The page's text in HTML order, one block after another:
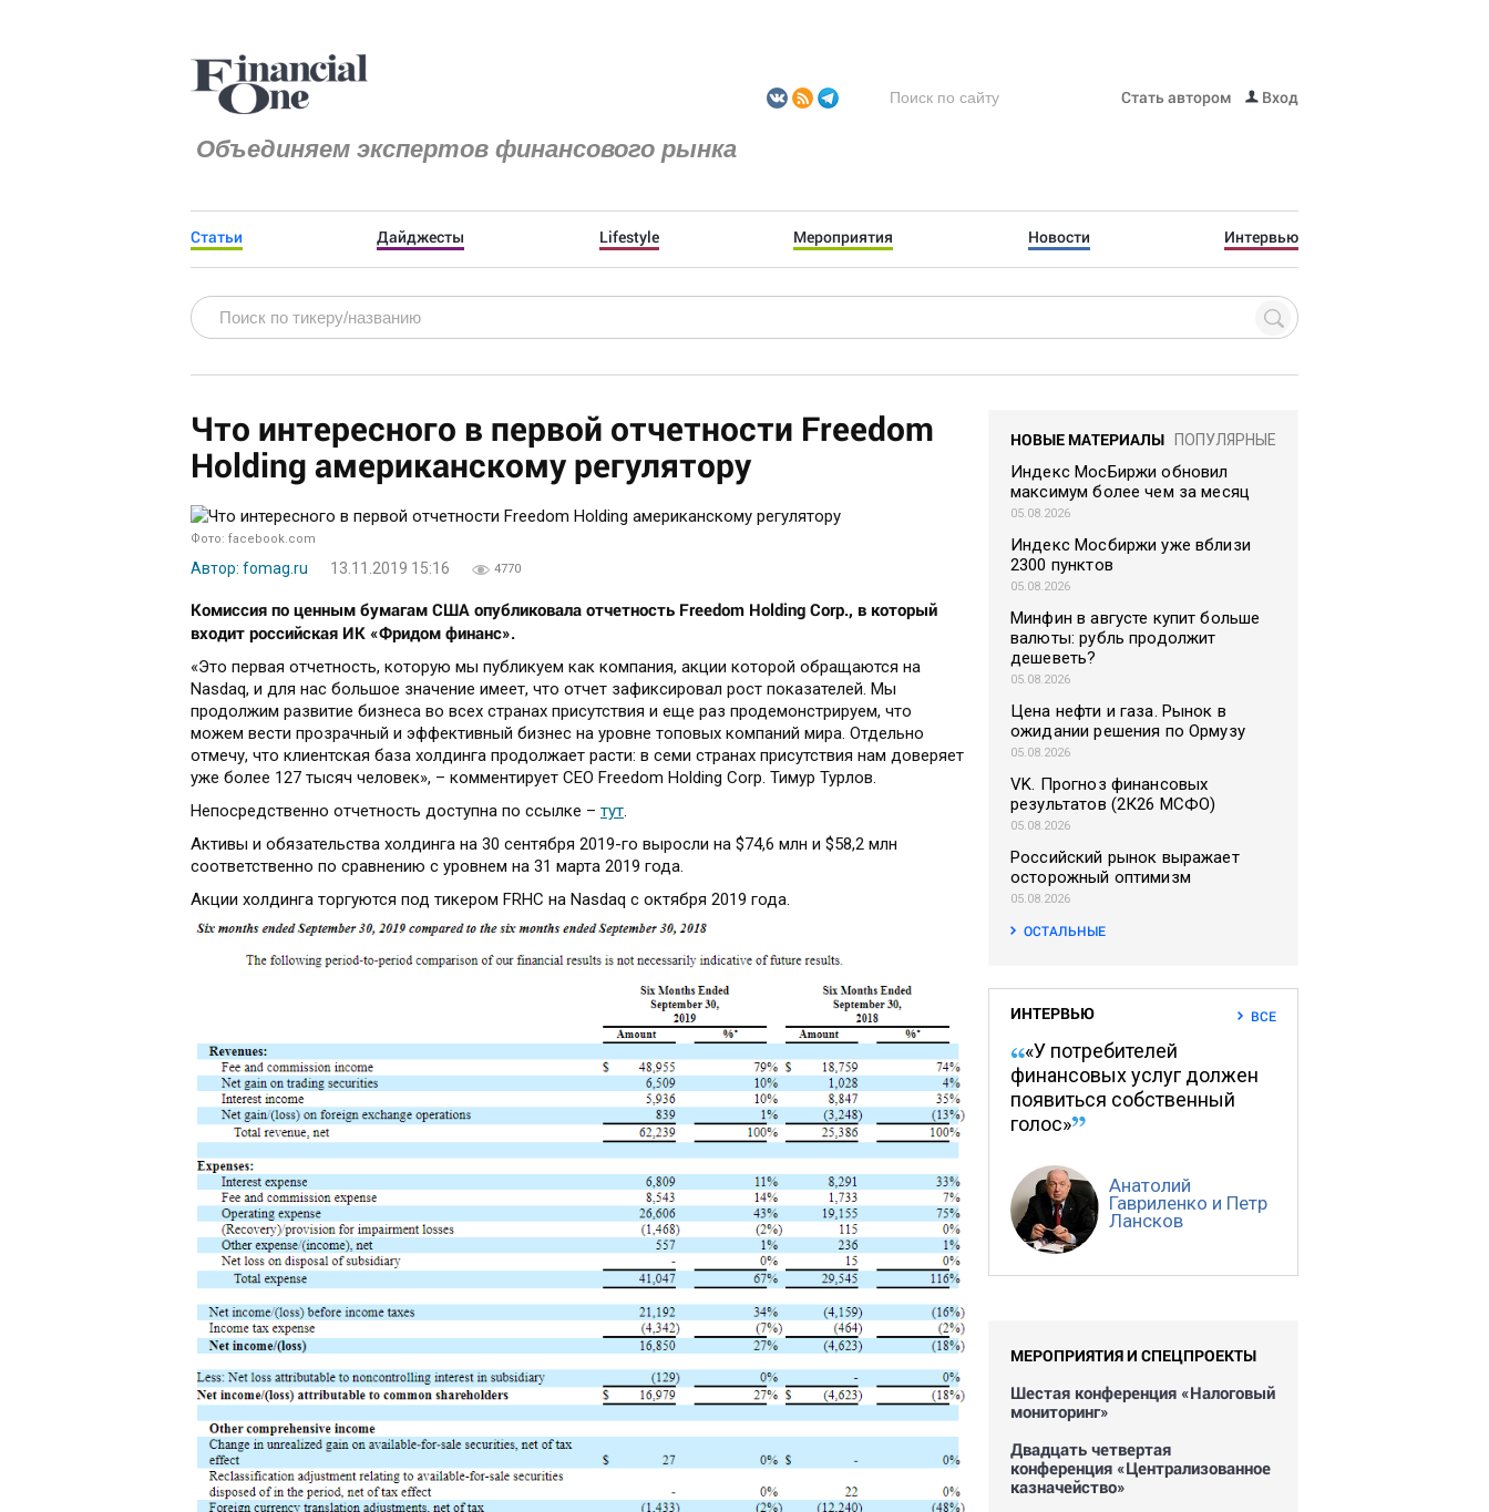
Объединяем экспертов финансового рынка
Стать автором Вход
Статьи Дайджесты Lifestyle Мероприятия Новости Интервью
Что интересного в первой отчетности Freedom
Holding американскому регулятору
Фото: facebook.com
Автор: fomag.ru 13.11.2019 15:16 4770
Комиссия по ценным бумагам США опубликовала отчетность Freedom Holding Corp., в который
входит российская ИК «Фридом финанс».
«Это первая отчетность, которую мы публикуем как компания, акции которой обращаются на
Nasdaq, и для нас большое значение имеет, что отчет зафиксировал рост показателей. Мы
продолжим развитие бизнеса во всех странах присутствия и еще раз продемонстрируем, что
можем вести прозрачный и эффективный бизнес на уровне топовых компаний мира. Отдельно
отмечу, что клиентская база холдинга продолжает расти: в семи странах присутствия нам доверяет
уже более 127 тысяч человек», – комментирует CEO Freedom Holding Corp. Тимур Турлов.
Непосредственно отчетность доступна по ссылке – тут.
Активы и обязательства холдинга на 30 сентября 2019-го выросли на $74,6 млн и $58,2 млн
соответственно по сравнению с уровнем на 31 марта 2019 года.
Акции холдинга торгуются под тикером FRHC на Nasdaq с октября 2019 года.
НОВЫЕ МАТЕРИАЛЫ ПОПУЛЯРНЫЕ
Индекс МосБиржи обновил
максимум более чем за месяц
05.08.2026
Индекс Мосбиржи уже вблизи
2300 пунктов
05.08.2026
Минфин в августе купит больше
валюты: рубль продолжит
дешеветь?
05.08.2026
Цена нефти и газа. Рынок в
ожидании решения по Ормузу
05.08.2026
VK. Прогноз финансовых
результатов (2К26 МСФО)
05.08.2026
Российский рынок выражает
осторожный оптимизм
05.08.2026
ОСТАЛЬНЫЕ
ИНТЕРВЬЮ ВСЕ
«У потребителей
финансовых услуг должен
появиться собственный
голос»
Анатолий
Гавриленко и Петр
Лансков
МЕРОПРИЯТИЯ И СПЕЦПРОЕКТЫ
Шестая конференция «Налоговый
мониторинг»
Двадцать четвертая
конференция «Централизованное
казначейство»